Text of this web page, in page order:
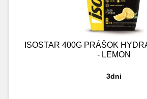
ISOSTAR 400G PRÁŠOK
- LEMON
3dni